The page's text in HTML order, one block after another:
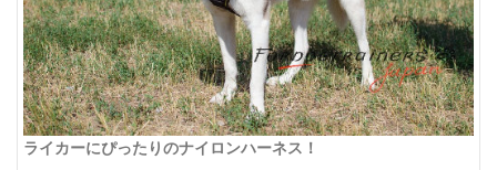
ライカーにぴったりのナイロンハーネス！